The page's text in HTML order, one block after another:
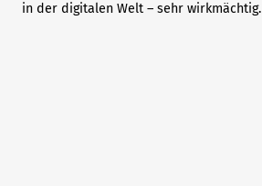
in der digitalen Welt – sehr wirkmächtig.